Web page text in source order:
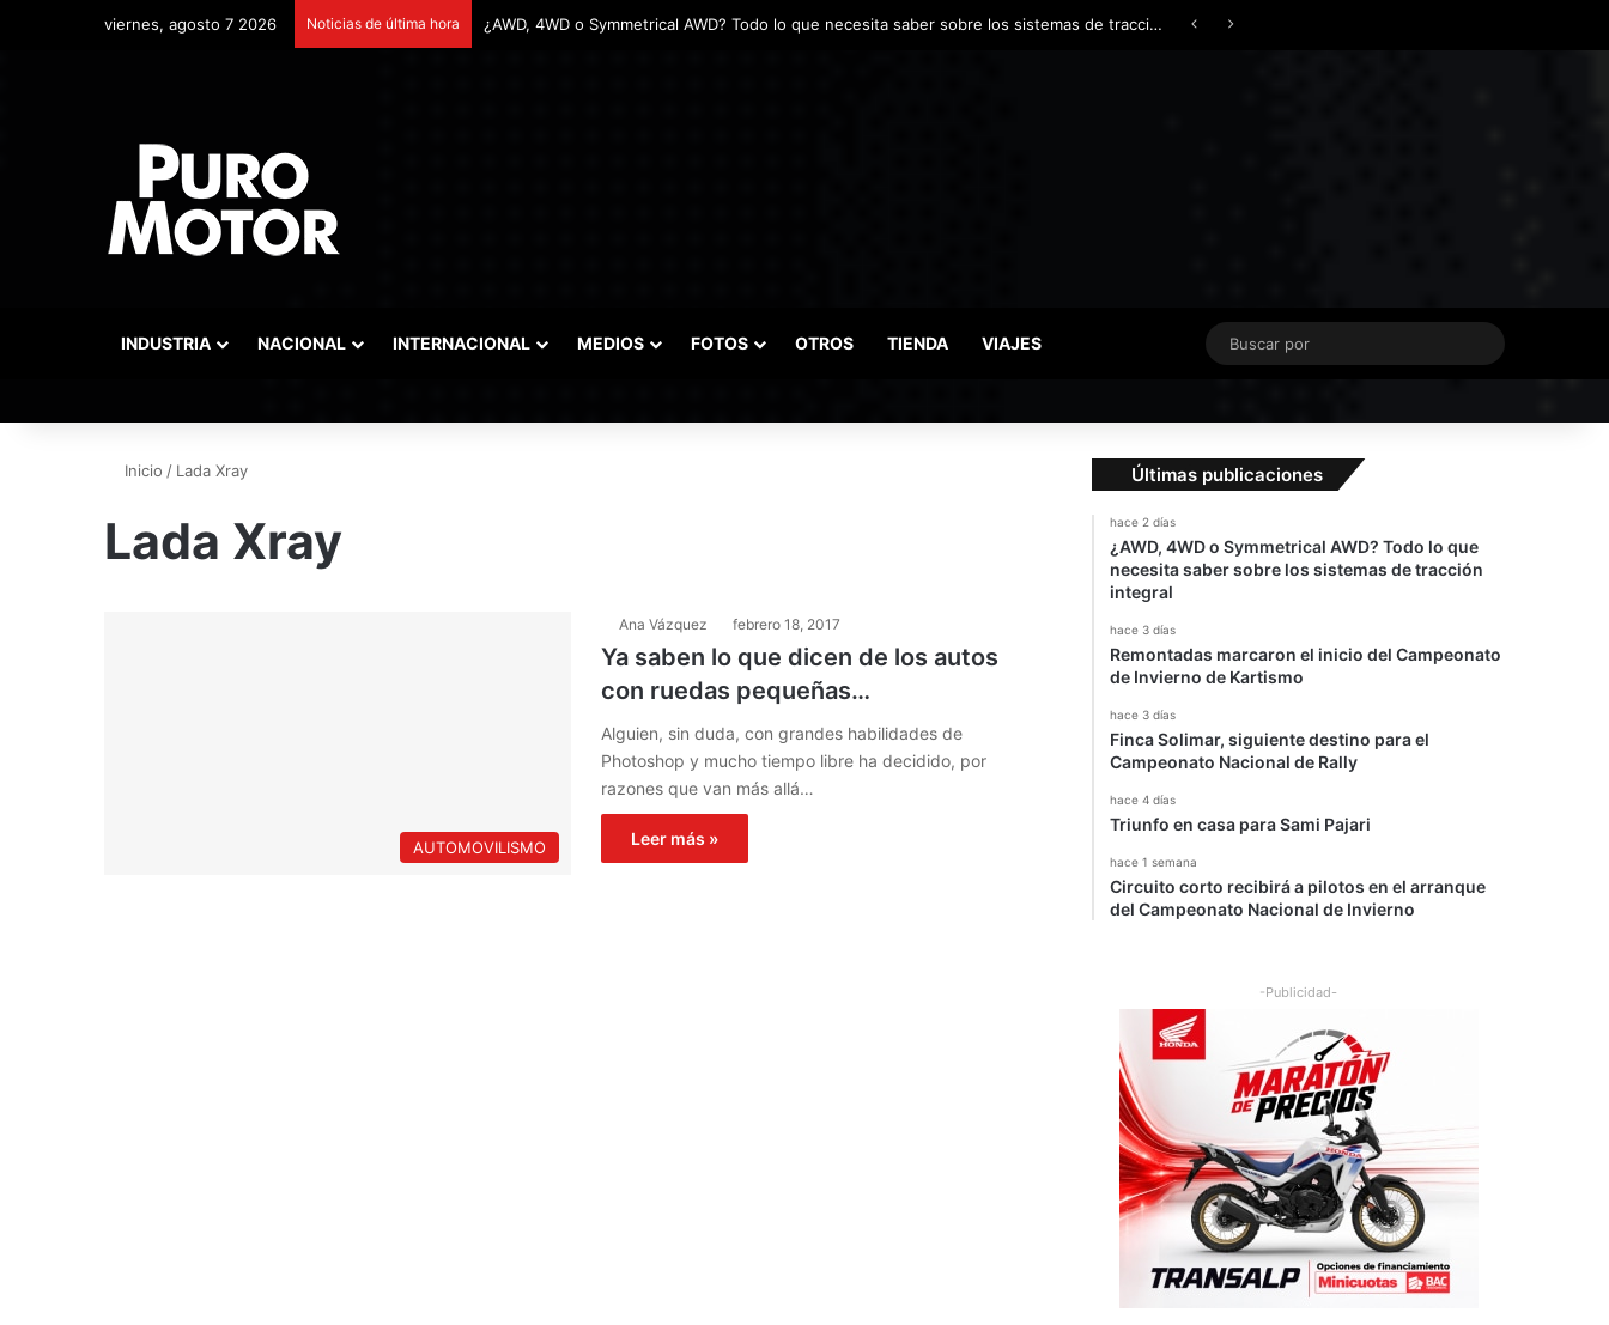
viernes, agosto 7 2026 Noticias de última hora ¿AWD, 4WD o Symmetrical AWD? Todo lo que necesita saber sobre los sistemas de tracción integral
INDUSTRIA NACIONAL INTERNACIONAL MEDIOS FOTOS OTROS TIENDA VIAJES
Buscar
Inicio / Lada Xray
Lada Xray
AUTOMOVILISMO
Ana Vázquez febrero 18, 2017
Ya saben lo que dicen de los autos
con ruedas pequeñas…
Alguien, sin duda, con grandes habilidades de
Photoshop y mucho tiempo libre ha decidido, por
razones que van más allá…
Leer más »
Últimas publicaciones
hace 2 días
¿AWD, 4WD o Symmetrical AWD? Todo lo que
necesita saber sobre los sistemas de tracción
integral
hace 3 días
Remontadas marcaron el inicio del Campeonato
de Invierno de Kartismo
hace 3 días
Finca Solimar, siguiente destino para el
Campeonato Nacional de Rally
hace 4 días
Triunfo en casa para Sami Pajari
hace 1 semana
Circuito corto recibirá a pilotos en el arranque
del Campeonato Nacional de Invierno
-Publicidad-